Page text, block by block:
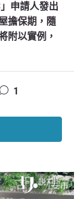
申請人發出
擔保期，隨
附以實例，
1